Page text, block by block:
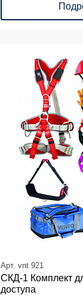
Арт. vnt 921
СКД-1 Комплект
доступа